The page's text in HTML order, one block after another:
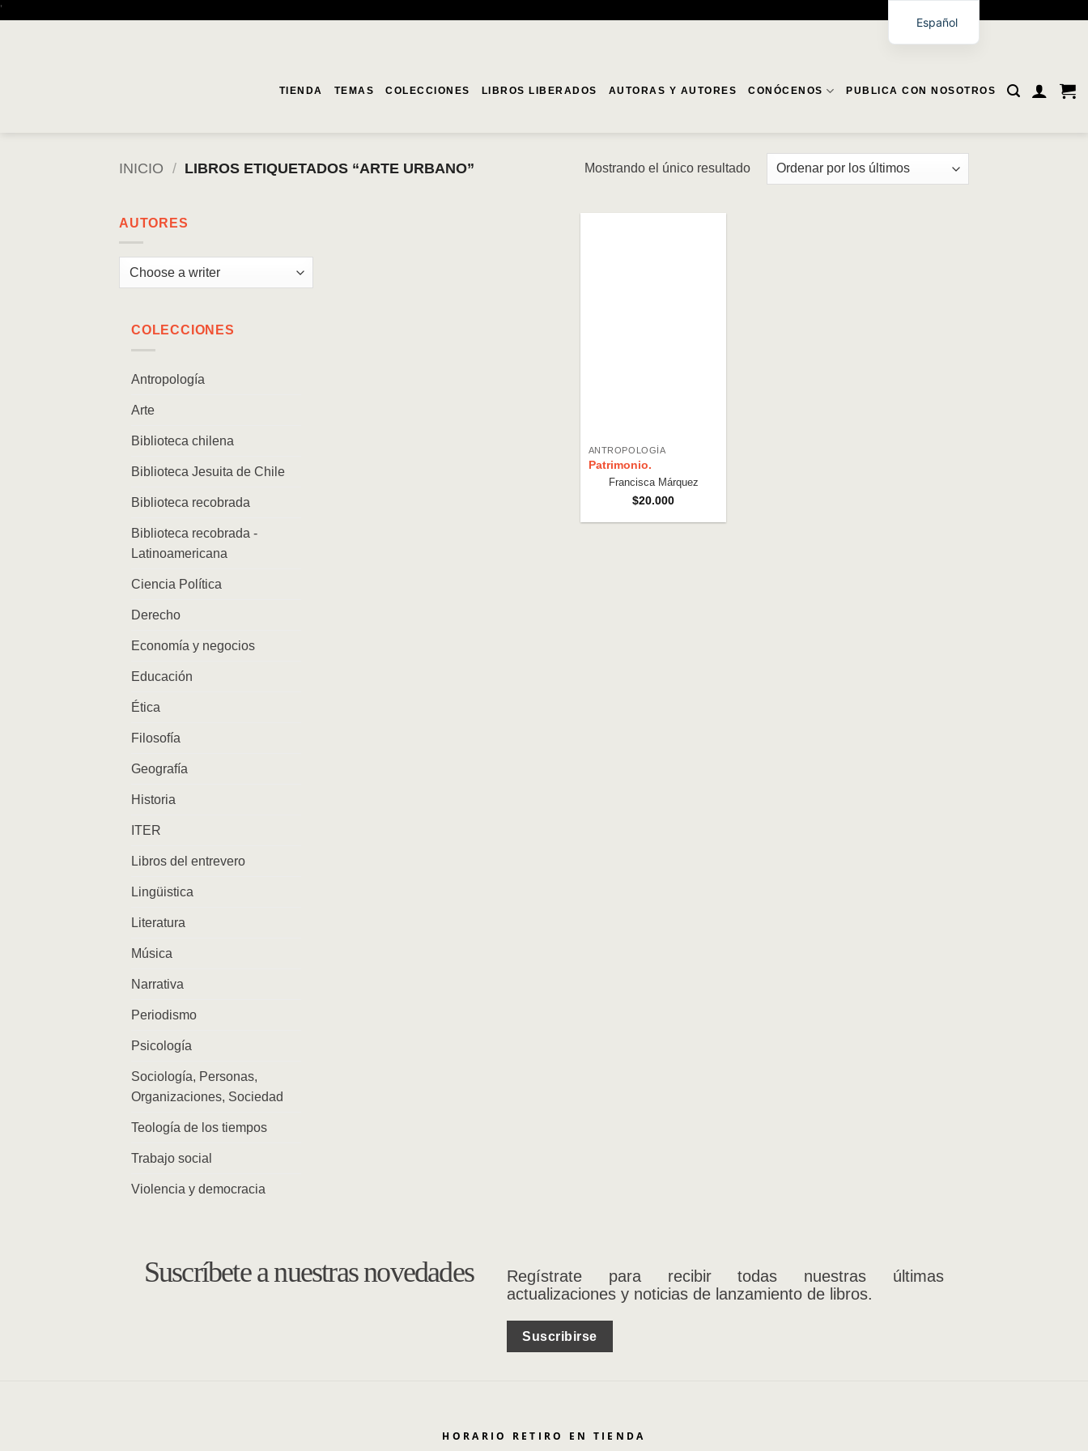
'
TIENDA TEMAS COLECCIONES LIBROS LIBERADOS AUTORAS Y AUTORES CONÓCENOS PUBLICA CON NOSOTROS
INICIO / LIBROS ETIQUETADOS “ARTE URBANO” Mostrando el único resultado
AUTORES
COLECCIONES
Antropología
Arte
Biblioteca chilena
Biblioteca Jesuita de Chile
Biblioteca recobrada
Biblioteca recobrada -
Latinoamericana
Ciencia Política
Derecho
Economía y negocios
Educación
Ética
Filosofía
Geografía
Historia
ITER
Libros del entrevero
Lingüistica
Literatura
Música
Narrativa
Periodismo
Psicología
Sociología, Personas,
Organizaciones, Sociedad
Teología de los tiempos
Trabajo social
Violencia y democracia
ANTROPOLOGÍA
Patrimonio.
Francisca Márquez
$20.000
Suscríbete a nuestras novedades
Regístrate para recibir todas nuestras últimas
actualizaciones y noticias de lanzamiento de libros.
Suscribirse
HORARIO RETIRO EN TIENDA
Español